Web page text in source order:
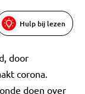
Hulp bij lezen
door
corona.
doen over